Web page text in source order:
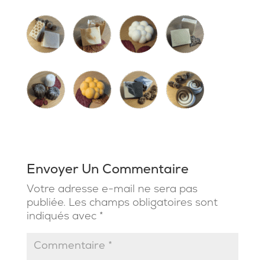
Envoyer Un Commentaire
Votre adresse e-mail ne sera pas
publiée. Les champs obligatoires sont
indiqués avec *